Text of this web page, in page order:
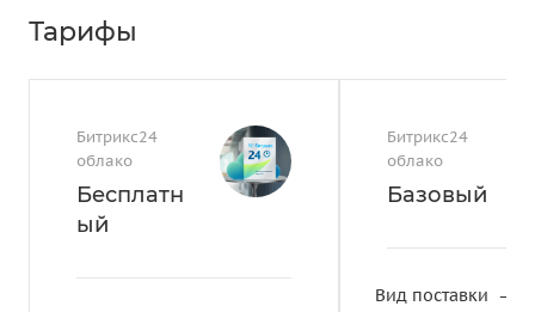
Тарифы
Битрикс24
облако
Бесплатн
ый
Битрикс24
облако
Базовый
Вид поставки —